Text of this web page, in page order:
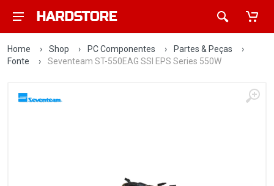
Home › Shop › PC Componentes › Partes & Peças
›
Fonte
› Seventeam ST-550EAG SSI EPS Series 550W